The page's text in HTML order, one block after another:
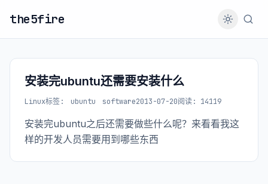
the5fire
安装完ubuntu还需要安装什么
Linux标签: ubuntu software2013-07-20阅读: 14119
安装完ubuntu之后还需要做些什么呢？来看看我这
样的开发人员需要用到哪些东西